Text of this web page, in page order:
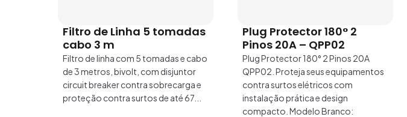
Filtro de Linha 5 tomadas
cabo 3 m
Filtro de linha com 5 tomadas e cabo
de 3 metros, bivolt, com disjuntor
circuit breaker contra sobrecarga e
proteção contra surtos de até 67...
Plug Protector 180° 2
Pinos 20A – QPP02
Plug Protector 180° 2 Pinos 20A
QPP02. Proteja seus equipamentos
contra surtos elétricos com
instalação prática e design
compacto. Modelo Branco: